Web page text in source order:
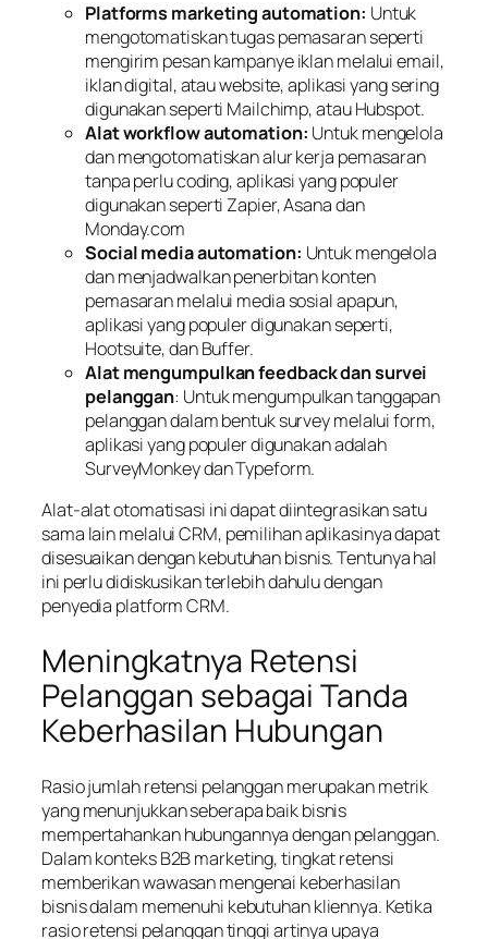
Platforms marketing automation: Untuk
mengotomatiskan tugas pemasaran seperti
mengirim pesan kampanye iklan melalui email,
iklan digital, atau website, aplikasi yang sering
digunakan seperti Mailchimp, atau Hubspot.
Alat workflow automation: Untuk mengelola
dan mengotomatiskan alur kerja pemasaran
tanpa perlucoding,aplikasi yang populer
digunakan seperti Zapier, Asana dan
Monday.com
Social media automation: Untuk mengelola
dan menjadwalkan penerbitan konten
pemasaran melalui media sosial apapun,
aplikasi yang populer digunakan seperti,
Hootsuite, dan Buffer.
Alat mengumpulkanfeedbackdan survei
pelanggan: Untuk mengumpulkan tanggapan
pelanggan dalam bentuk survey melalui form,
aplikasi yang populer digunakan adalah
SurveyMonkey dan Typeform.
Alat-alat otomatisasi ini dapat diintegrasikan satu
sama lain melalui CRM, pemilihan aplikasinya dapat
disesuaikan dengan kebutuhan bisnis. Tentunya hal
ini perlu didiskusikan terlebih dahulu dengan
penyedia platform CRM.
Meningkatnya Retensi
Pelanggan sebagai Tanda
Keberhasilan Hubungan
Rasio jumlah retensi pelanggan merupakan metrik
yang menunjukkan seberapa baik bisnis
mempertahankan hubungannya dengan pelanggan.
Dalam konteks B2B marketing, tingkat retensi
memberikan wawasan mengenai keberhasilan
bisnis dalam memenuhi kebutuhan kliennya. Ketika
rasio retensi pelanggan tinggi artinya upaya